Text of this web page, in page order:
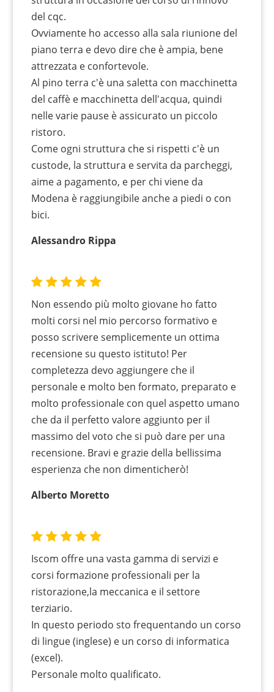
del cqc.
Ovviamente ho accesso alla sala riunione del
piano terra e devo dire che è ampia, bene
attrezzata e confortevole.
Al pino terra c'è una saletta con macchinetta
del caffè e macchinetta dell'acqua, quindi
nelle varie pause è assicurato un piccolo
ristoro.
Come ogni struttura che si rispetti c'è un
custode, la struttura e servita da parcheggi,
aime a pagamento, e per chi viene da
Modena è raggiungibile anche a piedi o con
bici.
Alessandro Rippa
Non essendo più molto giovane ho fatto
molti corsi nel mio percorso formativo e
posso scrivere semplicemente un ottima
recensione su questo istituto! Per
completezza devo aggiungere che il
personale e molto ben formato, preparato e
molto professionale con quel aspetto umano
che da il perfetto valore aggiunto per il
massimo del voto che si può dare per una
recensione. Bravi e grazie della bellissima
esperienza che non dimenticherò!
Alberto Moretto
Iscom offre una vasta gamma di servizi e
corsi formazione professionali per la
ristorazione,la meccanica e il settore
terziario.
In questo periodo sto frequentando un corso
di lingue (inglese) e un corso di informatica
(excel).
Personale molto qualificato.